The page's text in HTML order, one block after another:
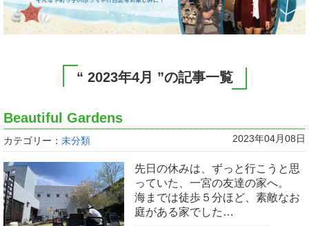
“ 2023年4月 ”の記事一覧
Beautiful Gardens
カテゴリー： 未分類 2023年04月08日
先日の休みは、ずっと行こうと思
っていた、一宮の友達の家へ。
海までは徒歩５分ほど、素敵なお
庭がある家でした…